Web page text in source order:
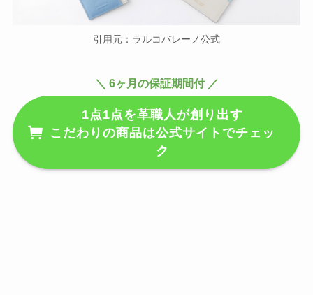
マジックグリルの口コミは？温度
シロアリ110番の料金は安い？一
軒家の駆除費用の相場や加盟店・
保証について徹底！
引用元：ラルコバレーノ公式
＼ 6ヶ月の保証期間付 ／
1点1点を革職人が創り出す
こだわりの商品は公式サイトでチェッ
ク